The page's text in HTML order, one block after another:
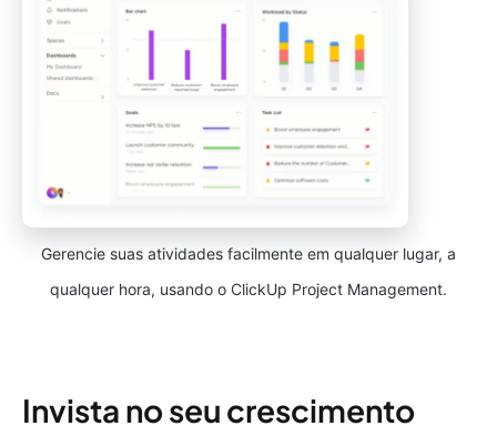
Gerencie suas atividades facilmente em qualquer lugar, a
qualquer hora, usando o ClickUp Project Management.
Invista no seu crescimento